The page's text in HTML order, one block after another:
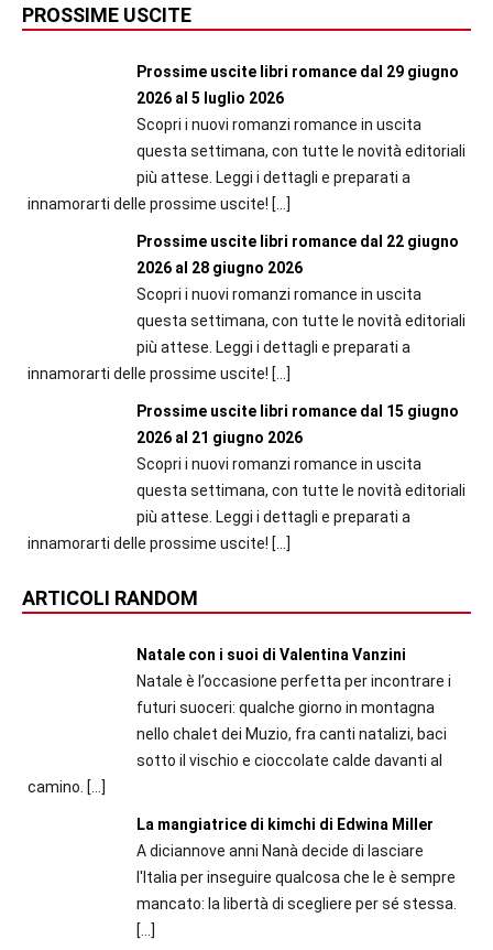
PROSSIME USCITE
Prossime uscite libri romance dal 29 giugno
2026 al 5 luglio 2026
Scopri i nuovi romanzi romance in uscita
questa settimana, con tutte le novità editoriali
più attese. Leggi i dettagli e preparati a
innamorarti delle prossime uscite! […]
Prossime uscite libri romance dal 22 giugno
2026 al 28 giugno 2026
Scopri i nuovi romanzi romance in uscita
questa settimana, con tutte le novità editoriali
più attese. Leggi i dettagli e preparati a
innamorarti delle prossime uscite! […]
Prossime uscite libri romance dal 15 giugno
2026 al 21 giugno 2026
Scopri i nuovi romanzi romance in uscita
questa settimana, con tutte le novità editoriali
più attese. Leggi i dettagli e preparati a
innamorarti delle prossime uscite! […]
ARTICOLI RANDOM
Natale con i suoi di Valentina Vanzini
Natale è l’occasione perfetta per incontrare i
futuri suoceri: qualche giorno in montagna
nello chalet dei Muzio, fra canti natalizi, baci
sotto il vischio e cioccolate calde davanti al
camino. […]
La mangiatrice di kimchi di Edwina Miller
A diciannove anni Nanà decide di lasciare
l'Italia per inseguire qualcosa che le è sempre
mancato: la libertà di scegliere per sé stessa.
[…]